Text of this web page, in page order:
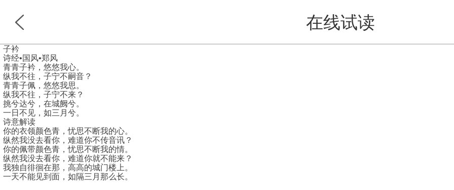
在线试读
首页
子衿
诗经•国风•郑风
青青子衿，悠悠我心。
纵我不往，子宁不嗣音？
青青子佩，悠悠我思。
纵我不往，子宁不来？
挑兮达兮，在城阙兮。
一日不见，如三月兮。
诗意解读
你的衣领颜色青，忧思不断我的心。
纵然我没去看你，难道你不传音讯？
你的佩带颜色青，忧思不断我的情。
纵然我没去看你，难道你就不能来？
我独自徘徊在那，高高的城门楼上。
一天不能见到面，如隔三月那么长。